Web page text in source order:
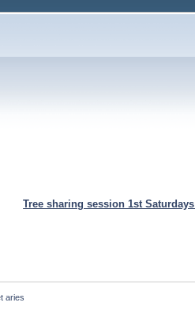
Tree sharing session 1st
aries